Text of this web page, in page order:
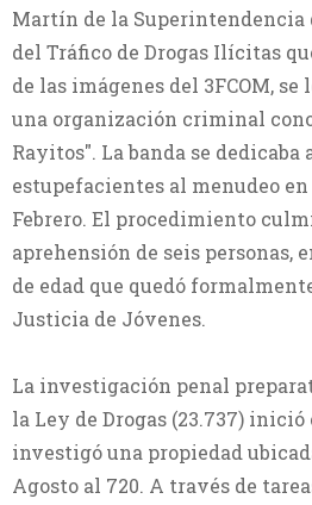
Martín de la Superintendencia
del Tráfico de Drogas Ilícitas
de las imágenes del 3FCOM,
una organización criminal
Rayitos". La banda se dedicaba
estupefacientes al menudeo
Febrero. El procedimiento
aprehensión de seis personas,
de edad que quedó
Justicia de Jóvenes.
La investigación penal
la Ley de Drogas (23.737) inició
investigó una propiedad
Agosto al 720. A través de